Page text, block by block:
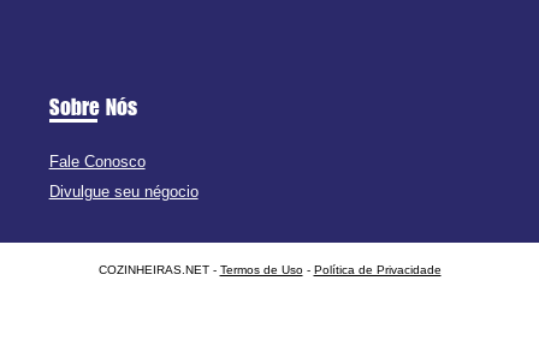
Sobre Nós
Fale Conosco
Divulgue seu négocio
COZINHEIRAS.NET - Termos de Uso- Política de Privacidade